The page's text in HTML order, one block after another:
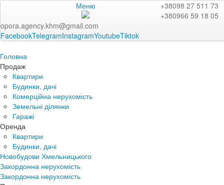
Меню
+38098 27 511 73
+380966 59 18 05
opora.agency.khm@gmail.com
FacebookTelegramInstagramYoutubeTiktok
Головна
Продаж
Квартири
Будинки, дачі
Комерційна нерухомість
Земельні ділянки
Гаражі
Оренда
Квартири
Будинки, дачі
Новобудови Хмельницького
Закордонна нерухомість
Закордонна нерухомість